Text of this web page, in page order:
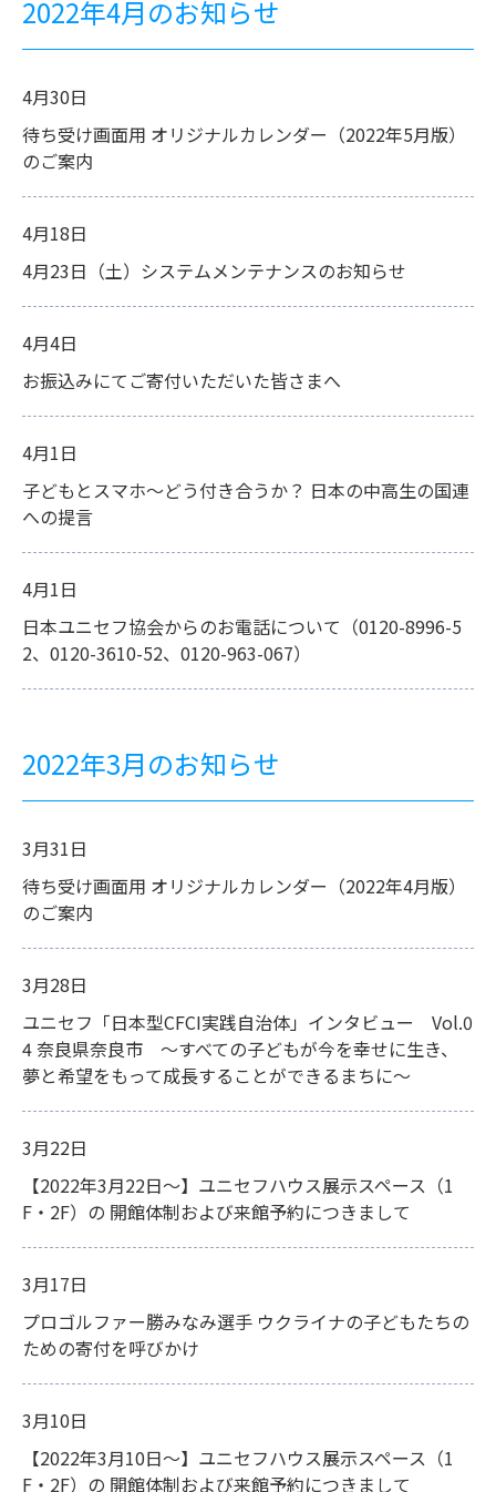
2022年4月のお知らせ
4月30日
待ち受け画面用 オリジナルカレンダー（2022年5月版）
のご案内
4月18日
4月23日（土）システムメンテナンスのお知らせ
4月4日
お振込みにてご寄付いただいた皆さまへ
4月1日
子どもとスマホ～どう付き合うか？ 日本の中高生の国連
への提言
4月1日
日本ユニセフ協会からのお電話について（0120-8996-5
2、0120-3610-52、0120-963-067）
2022年3月のお知らせ
3月31日
待ち受け画面用 オリジナルカレンダー（2022年4月版）
のご案内
3月28日
ユニセフ「日本型CFCI実践自治体」インタビュー Vol.0
4 奈良県奈良市 ～すべての子どもが今を幸せに生き、
夢と希望をもって成長することができるまちに～
3月22日
【2022年3月22日～】ユニセフハウス展示スペース（1
F・2F）の 開館体制および来館予約につきまして
3月17日
プロゴルファー勝みなみ選手 ウクライナの子どもたちの
ための寄付を呼びかけ
3月10日
【2022年3月10日～】ユニセフハウス展示スペース（1
F・2F）の 開館体制および来館予約につきまして